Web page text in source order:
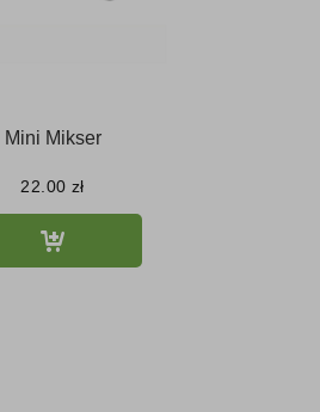
Mini Mikser
22.00 zł